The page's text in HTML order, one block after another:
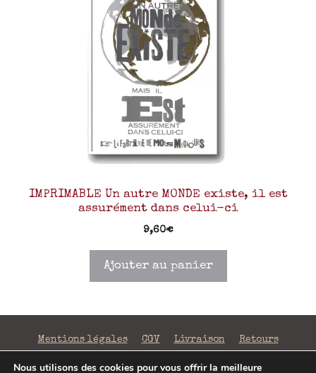
IMPRIMABLE Un autre MONDE existe, il est
assurément dans celui-ci
9,60€
Ajouter au panier
Mentions légales CGV Livraison Retours
Confidentialité
Nous utilisons des cookies pour vous offrir la meilleure